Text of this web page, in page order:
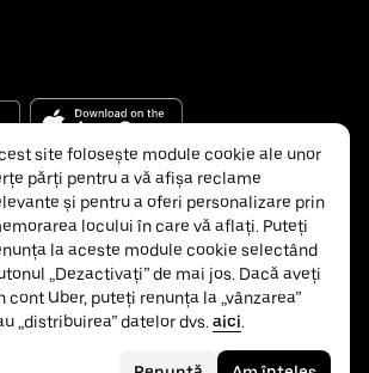
Inc.
site folosește module cookie ale unor
părți pentru a vă afișa reclame
și pentru a oferi personalizare prin
locului în care vă aflați. Puteți
la aceste module cookie selectând
„Dezactivați” de mai jos. Dacă aveți
cont Uber, puteți renunța la „vânzarea”
„distribuirea” datelor dvs. aici.